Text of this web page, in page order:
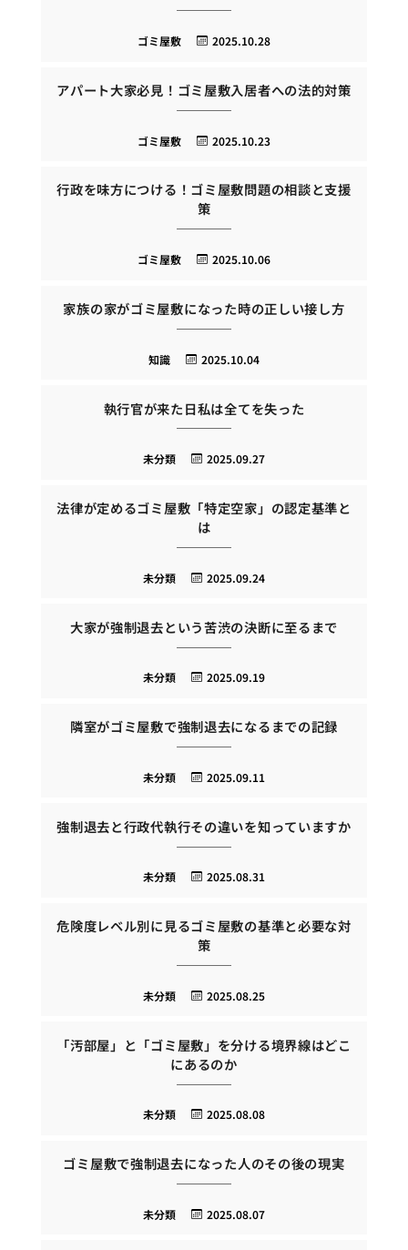
2025.10.28
ゴミ屋敷
アパート大家必見！ゴミ屋敷入居者への法的対策
2025.10.23
ゴミ屋敷
行政を味方につける！ゴミ屋敷問題の相談と支援
策
2025.10.06
ゴミ屋敷
家族の家がゴミ屋敷になった時の正しい接し方
2025.10.04
知識
執行官が来た日私は全てを失った
2025.09.27
未分類
法律が定めるゴミ屋敷「特定空家」の認定基準と
は
2025.09.24
未分類
大家が強制退去という苦渋の決断に至るまで
2025.09.19
未分類
隣室がゴミ屋敷で強制退去になるまでの記録
2025.09.11
未分類
強制退去と行政代執行その違いを知っていますか
2025.08.31
未分類
危険度レベル別に見るゴミ屋敷の基準と必要な対
策
2025.08.25
未分類
「汚部屋」と「ゴミ屋敷」を分ける境界線はどこ
にあるのか
2025.08.08
未分類
ゴミ屋敷で強制退去になった人のその後の現実
2025.08.07
未分類